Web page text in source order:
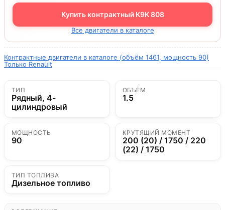
Купить контрактный K9K 808
Все двигатели в каталоге
Контрактные двигатели в каталоге (объём 1461, мощность 90)
Только Renault
ТИП
Рядный, 4-
цилиндровый
ОБЪЁМ
1.5
МОЩНОСТЬ
90
КРУТЯЩИЙ МОМЕНТ
200 (20) / 1750 / 220
(22) / 1750
ТИП ТОПЛИВА
Дизельное топливо